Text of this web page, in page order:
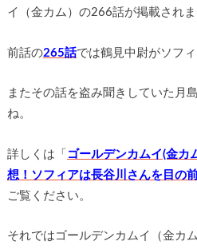
イ（金カム）の266話が掲載されま
前話の265話では鶴見中尉がソフ
またその話を盗み聞きしていた月
ね。
詳しくは「 ゴールデンカムイ(金カ
想！ソフィアは長谷川さんを目の
ご覧ください。
それではゴールデンカムイ（金カ